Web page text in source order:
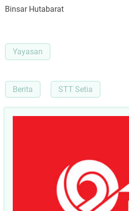
Binsar Hutabarat
Yayasan
Berita STT Setia